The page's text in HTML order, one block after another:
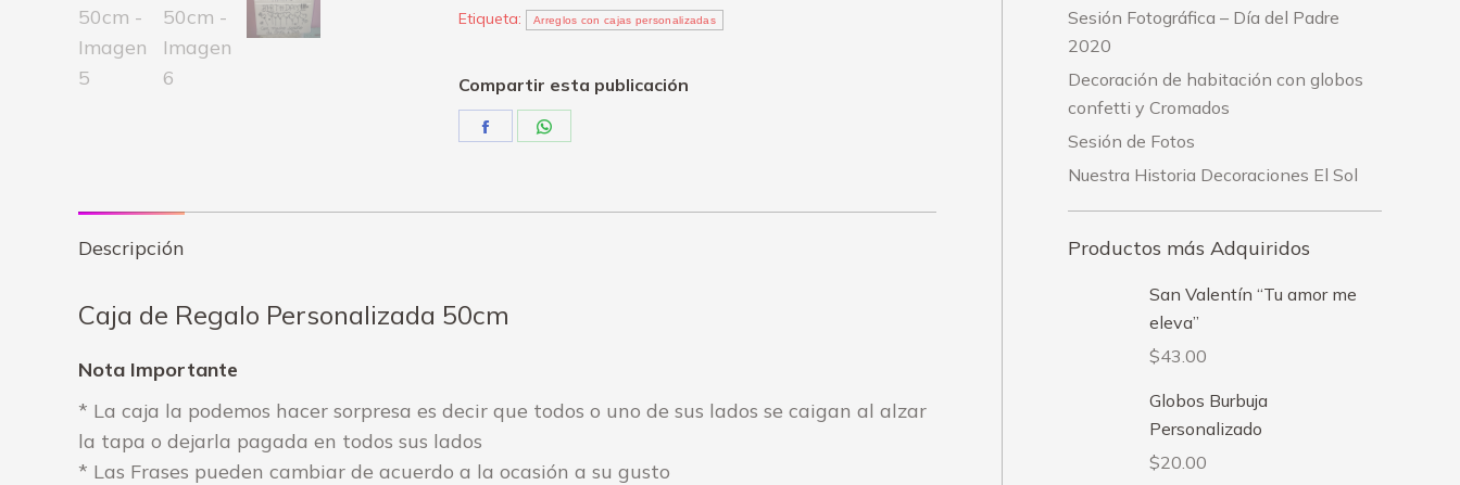
Etiqueta:
Arreglos con cajas personalizadas
Compartir esta publicación
Share
Descripción
Caja de Regalo Personalizada 50cm
Nota Importante
* La caja la podemos hacer sorpresa es decir que todos o uno de sus lados se caigan al alzar
la tapa o dejarla pagada en todos sus lados
* Las Frases pueden cambiar de acuerdo a la ocasión a su gusto
Sesión Fotográfica – Día del Padre
2020
Decoración de habitación con globos
confetti y Cromados
Sesión de Fotos
Nuestra Historia Decoraciones El Sol
Productos más Adquiridos
San Valentín “Tu amor me
eleva”
$43.00
Globos Burbuja
Personalizado
$20.00